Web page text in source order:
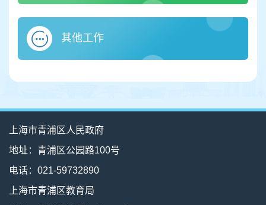
其他工作
上海市青浦区人民政府
地址：青浦区公园路100号
电话：021-59732890
上海市青浦区教育局